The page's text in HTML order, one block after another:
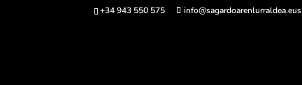
+34 943 550 575 info@sagardoarenlurraldea.eus